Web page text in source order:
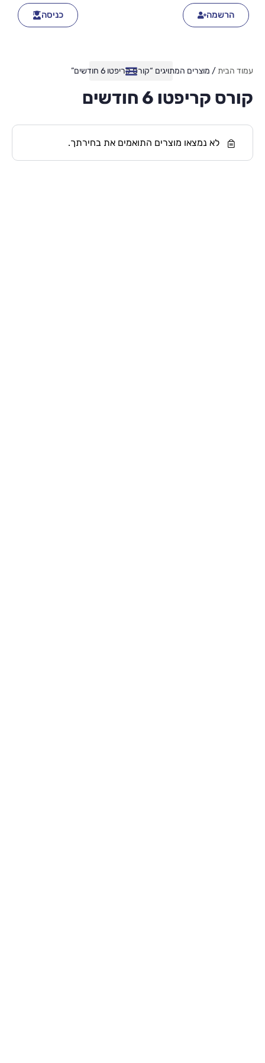
הרשמה כניסה
עמוד הבית/ מוצרים המתויגים “קורס קריפטו 6 חודשים”
קורס קריפטו 6 חודשים
לא נמצאו מוצרים התואמים את בחירתך.